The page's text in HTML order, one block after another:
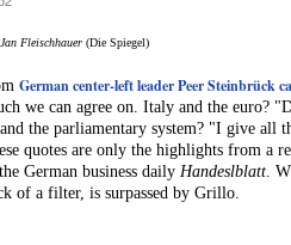
Jan Fleischhauer (Die Spiegel)
German center-left leader Peer Steinbrück
we can agree on. Italy and the euro?
the parliamentary system? "I give all
quotes are only the highlights from a
German business daily Handeslblatt.
of a filter, is surpassed by Grillo.